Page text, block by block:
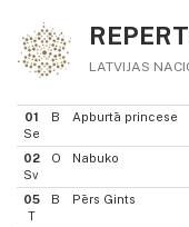
LATVIJAS
01
Se
B Apburtā princese
02
Sv
O Nabuko
05
T
B Pērs Gints